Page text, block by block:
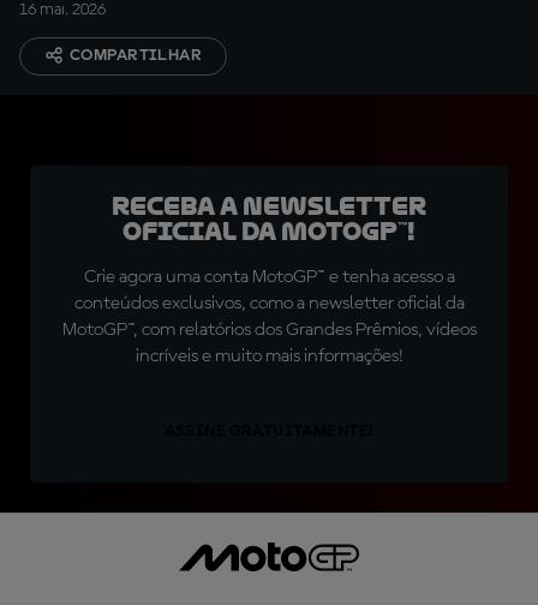
16 mai. 2026
COMPARTILHAR
Receba a newsletter
oficial da MotoGP™!
Crie agora uma conta MotoGP™ e tenha acesso a
conteúdos exclusivos, como a newsletter oficial da
MotoGP™, com relatórios dos Grandes Prêmios, vídeos
incríveis e muito mais informações!